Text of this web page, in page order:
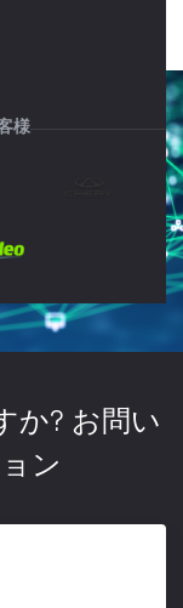
様
か? お問い
ン